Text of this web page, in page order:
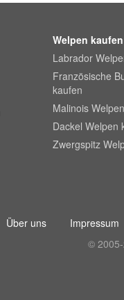
Welpen kaufen
Labrador
Französische
kaufen
Malinois
Dackel Welpen
Zwergspitz
Über uns Impressum
©